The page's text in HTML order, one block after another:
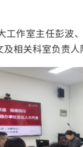
工作室主任彭波
相关科室负责人